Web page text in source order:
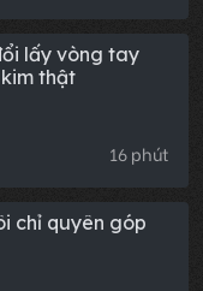
lấy vòng tay
thật
16 phút
chỉ quyên góp